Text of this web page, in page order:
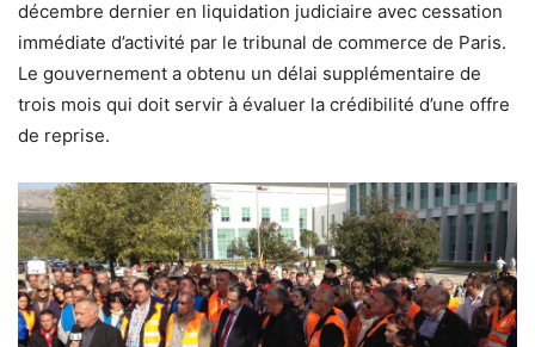
décembre dernier en liquidation judiciaire avec cessation
immédiate d’activité par le tribunal de commerce de Paris.
Le gouvernement a obtenu un délai supplémentaire de
trois mois qui doit servir à évaluer la crédibilité d’une offre
de reprise.